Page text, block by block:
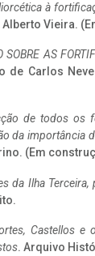
à
Alberto Vieira.
SOBRE AS
de Carlos
de todos os
da importância
(Em
da Ilha Terceira,
Castellos
. Arquivo